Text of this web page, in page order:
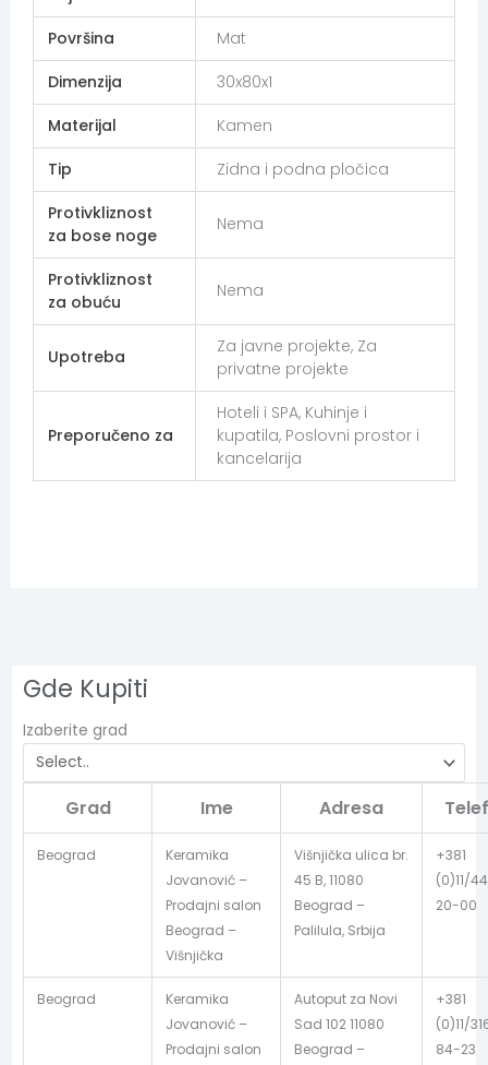
Površina
Mat
Dimenzija
30x80x1
Materijal
Kamen
Tip
Zidna i podna pločica
Protivkliznost
za bose noge
Nema
Protivkliznost
za obuću
Nema
Upotreba
Za javne projekte, Za
privatne projekte
Preporučeno za
Hoteli i SPA, Kuhinje i
kupatila, Poslovni prostor i
kancelarija
Gde Kupiti
Izaberite grad
Grad Ime Adresa
Beograd
Keramika
Jovanović –
Prodajni salon
Beograd –
Višnjička
Višnjička ulica br.
45 B, 11080
Beograd –
Palilula, Srbija
+381
(0)11/
20-00
Beograd
Keramika
Jovanović –
Prodajni salon
Autoput za Novi
Sad 102 11080
Beograd –
+381
(0)11/
84-23